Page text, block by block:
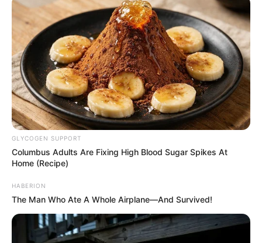
GLYCOGEN SUPPORT
Columbus Adults Are Fixing High Blood Sugar Spikes At
Home (Recipe)
HABERION
The Man Who Ate A Whole Airplane—And Survived!